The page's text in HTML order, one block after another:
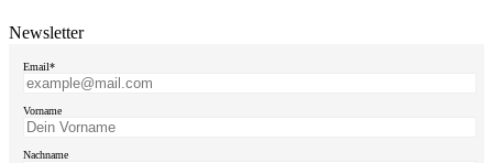
Newsletter
Email*
Vorname
Nachname